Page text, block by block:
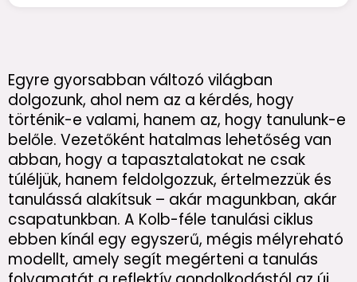
Egyre gyorsabban változó világban
dolgozunk, ahol nem az a kérdés, hogy
történik-e valami, hanem az, hogy tanulunk-e
belőle. Vezetőként hatalmas lehetőség van
abban, hogy a tapasztalatokat ne csak
túléljük, hanem feldolgozzuk, értelmezzük és
tanulássá alakítsuk – akár magunkban, akár
csapatunkban. A Kolb-féle tanulási ciklus
ebben kínál egy egyszerű, mégis mélyreható
modellt, amely segít megérteni a tanulás